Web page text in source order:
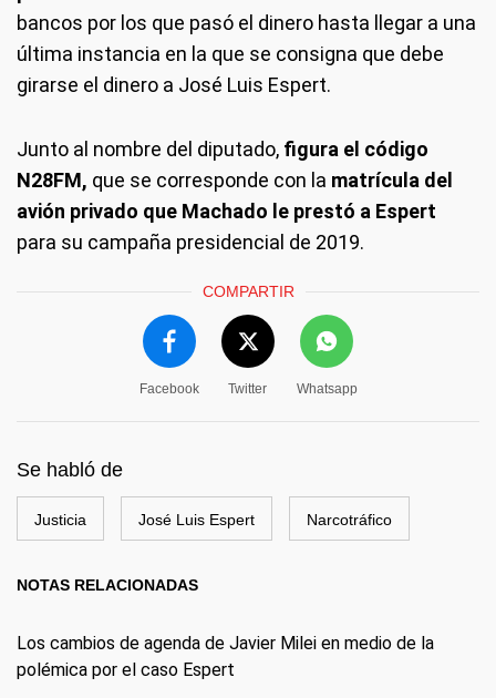
bancos por los que pasó el dinero hasta llegar a una
última instancia en la que se consigna que debe
girarse el dinero a José Luis Espert.
Junto al nombre del diputado, figura el código
N28FM, que se corresponde con la matrícula del
avión privado que Machado le prestó a Espert
para su campaña presidencial de 2019.
COMPARTIR
Facebook Twitter Whatsapp
Se habló de
Justicia José Luis Espert Narcotráfico
NOTAS RELACIONADAS
Los cambios de agenda de Javier Milei en medio de la
polémica por el caso Espert